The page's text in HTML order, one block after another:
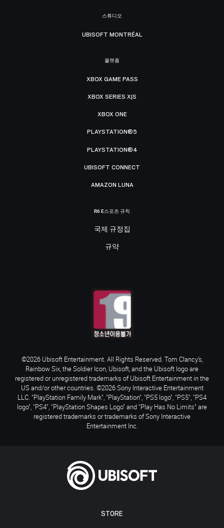
STORE
스튜디오
UBISOFT MONTRÉAL
플랫폼
XBOX GAME PASS
XBOX SERIES X|S
XBOX ONE
PLAYSTATION®5
PLAYSTATION®4
UBISOFT CONNECT
AMAZON LUNA
R6 E스포츠 규칙
국제 규정집
규약
©2026 Ubisoft Entertainment. All Rights Reserved. Tom Clancy’s,
Rainbow Six, the Soldier Icon, Ubisoft, and the Ubisoft logo are
registered or unregistered trademarks of Ubisoft Entertainment in the
US and/or other countries. ©2026 Sony Interactive Entertainment
LLC. "PlayStation Family Mark", "PlayStation", "PS5 logo", "PS5", "PS4
logo", "PS4", "PlayStation Shapes Logo" and "Play Has No Limits" are
registered trademarks or trademarks of Sony Interactive
Entertainment Inc.